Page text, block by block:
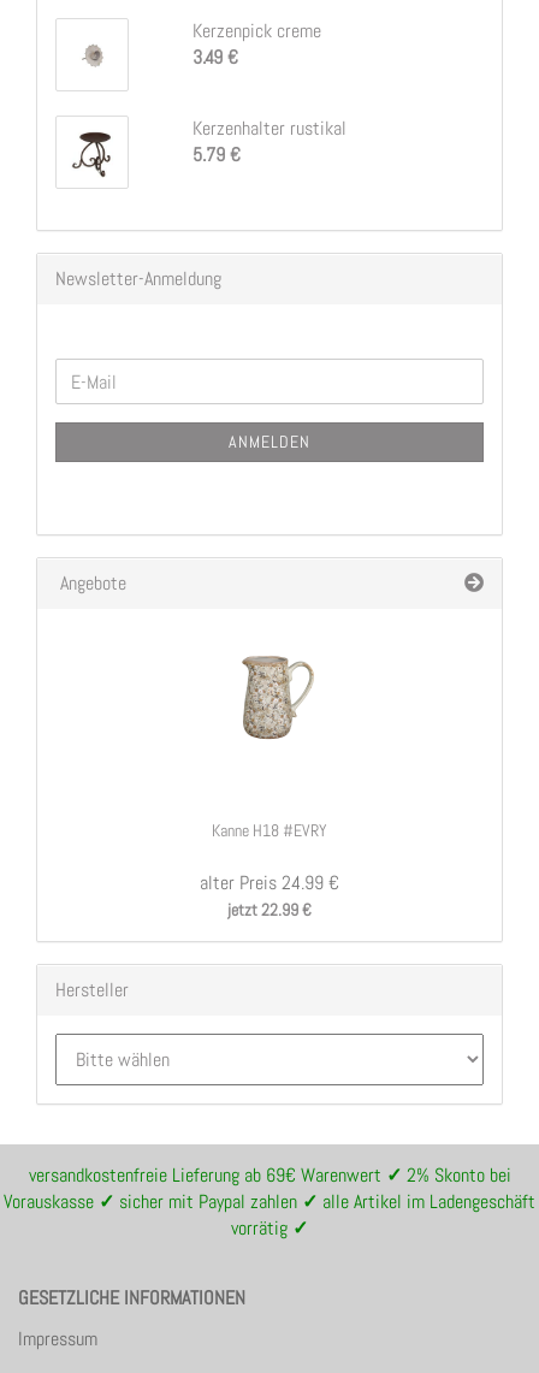
Kerzenpick creme
3.49 €
Kerzenhalter rustikal
5.79 €
Newsletter-Anmeldung
WEITER
ZUR
NEWSLETTER-
E-
Mail
ANMELDEN
Angebote
Kanne H18 #EVRY
alter Preis 24.99 €
jetzt 22.99 €
Hersteller
versandkostenfreie Lieferung ab 69€ Warenwert ✓ 2% Skonto bei
Vorauskasse ✓ sicher mit Paypal zahlen ✓ alle Artikel im Ladengeschäft
vorrätig ✓
GESETZLICHE INFORMATIONEN
Impressum